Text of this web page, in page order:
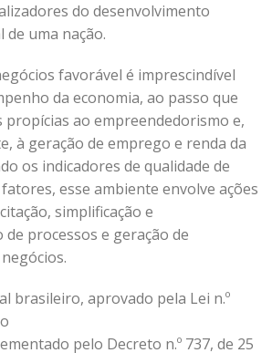
do desenvolvimento
de uma nação.
favorável é imprescindível
da economia, ao passo que
propícias ao empreendedorismo e,
à geração de emprego e renda da
os indicadores de qualidade de
esse ambiente envolve ações
simplificação e
processos e geração de
brasileiro, aprovado pela Lei n.º
pelo Decreto n.º 737, de 25